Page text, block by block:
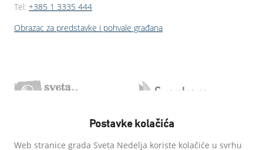
Tel: +385 1 3335 444
Obrazac za predstavke i pohvale građana
Postavke kolačića
Web stranice grada Sveta Nedelja koriste kolačiće u svrhu